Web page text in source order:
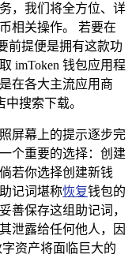
，我们将全方位、详
相关操作。 若要在
前提便是拥有这款功
imToken 钱包应用程
在各大主流应用商
搜索下载。
屏幕上的提示逐步完
个重要的选择：创建
若你选择创建新钱
记词堪称恢复钱包的
善保存这组助记词，
泄露给任何他人，因
资产将面临巨大的